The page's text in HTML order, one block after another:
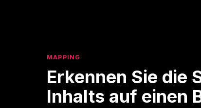
MAPPING
Erkennen Sie die
Inhalts auf einen